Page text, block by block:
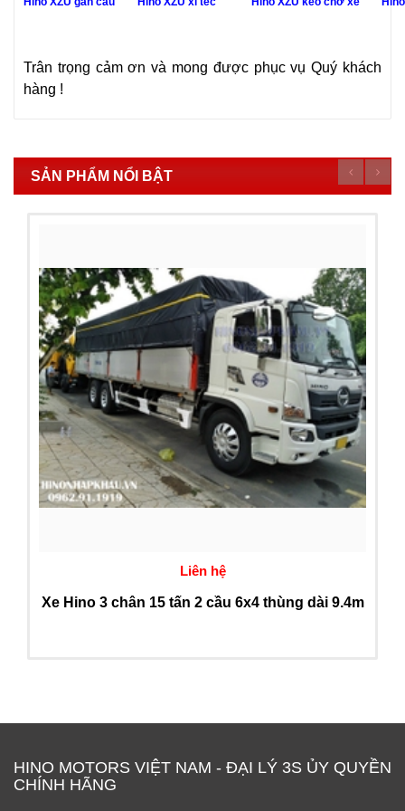
Trân trọng cảm ơn và mong được phục vụ Quý khách
hàng !
SẢN PHẨM NỔI BẬT
Liên hệ
Xe Hino 3 chân 15 tấn 2 cầu 6x4 thùng dài 9.4m
HINO MOTORS VIỆT NAM - ĐẠI LÝ 3S ỦY QUYỀN
CHÍNH HÃNG